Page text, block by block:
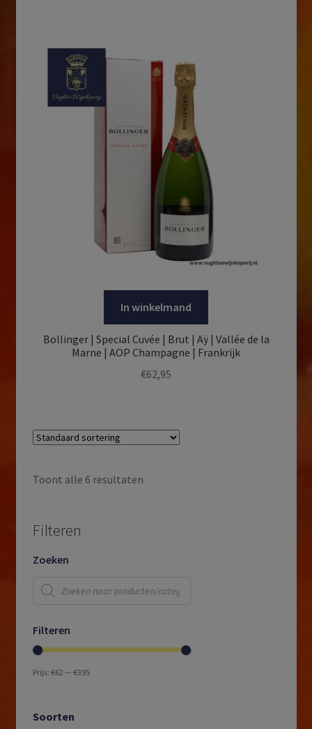
In winkelmand
Bollinger | Special Cuvée | Brut | Aÿ | Vallée de la
Marne | AOP Champagne | Frankrijk
€62,95
Toont alle 6 resultaten
Filteren
Zoeken
Producten
zoeken
Filteren
Prijs: €62 — €395
Soorten